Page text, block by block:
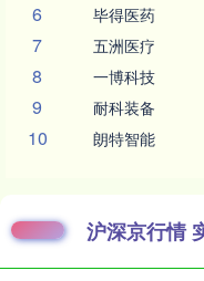
6 毕得医药
7 五洲医疗
8 一博科技
9 耐科装备
10 朗特智能
沪深京行情